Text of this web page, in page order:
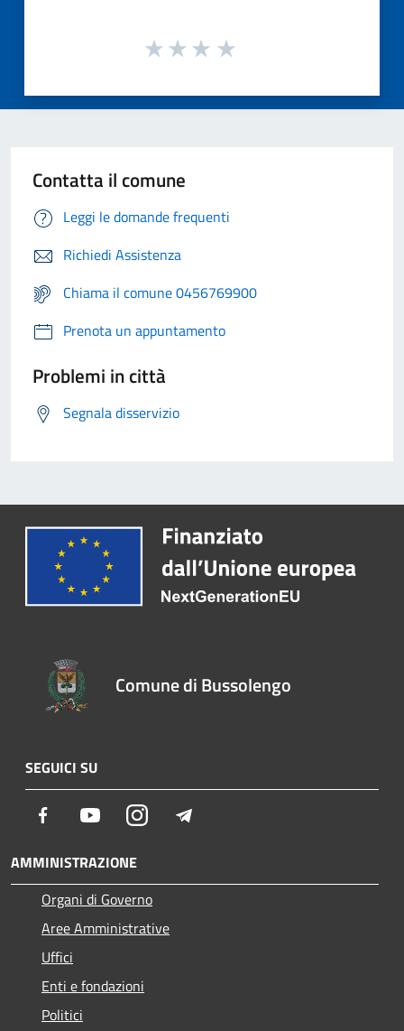
Contatta il comune
Leggi le domande frequenti
Richiedi Assistenza
Chiama il comune 0456769900
Prenota un appuntamento
Problemi in città
Segnala disservizio
Comune di Bussolengo
SEGUICI SU
Facebook YoutubeInstagram
AMMINISTRAZIONE
Organi di Governo
Aree Amministrative
Uffici
Enti e fondazioni
Politici